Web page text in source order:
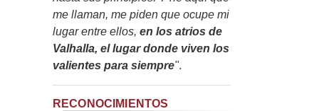
me llaman, me piden que ocupe mi
lugar entre ellos, en los atrios de
Valhalla, el lugar donde viven los
valientes para siempre".
RECONOCIMIENTOS